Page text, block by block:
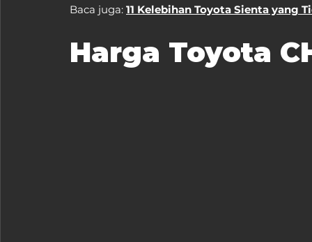
Baca juga: 11 Kelebihan Toyota Sienta yang
Harga Toyota